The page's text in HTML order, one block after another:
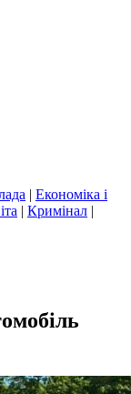
| Економіка і
| Кримінал |